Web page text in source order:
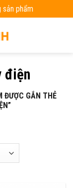
sản phẩm
điện
ĐƯỢC GẮN THẺ